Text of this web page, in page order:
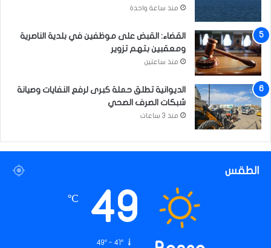
منذ ساعة واحدة
القضاء: القبض على موظفين في بلدية الناصرية
ومعقبين بتهم تزوير
منذ ساعتين
الديوانية تطلق حملة كبرى لرفع النفايات وصيانة
شبكات الصرف الصحي
منذ 3 ساعات
الطقس
49
℃
49º - 41º